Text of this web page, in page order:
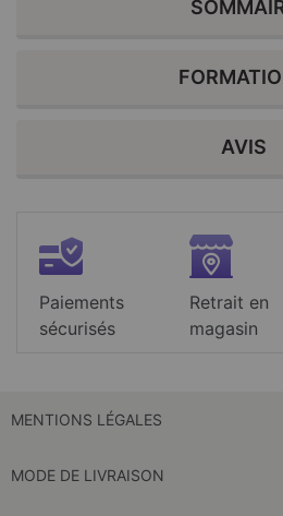
AVIS
Paiements
sécurisés
Retrait en
magasin
MENTIONS LÉGALES
MODE DE LIVRAISON